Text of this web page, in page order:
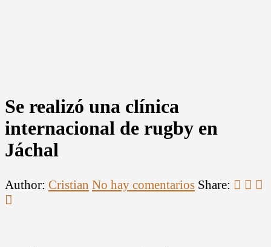
Se realizó una clínica
internacional de rugby en
Jáchal
Author: Cristian No hay comentarios Share: